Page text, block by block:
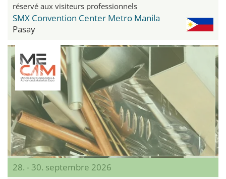
réservé aux visiteurs professionnels
SMX Convention Center Metro Manila
Pasay
28. - 30. septembre 2026